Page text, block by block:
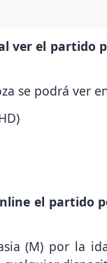
ver el partido
se podrá ver
el partido
(M) por la